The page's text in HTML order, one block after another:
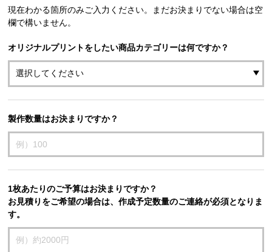
現在わかる箇所のみご入力ください。まだお決まりでない場合は空
欄で構いません。
オリジナルプリントをしたい商品カテゴリーは何ですか？
製作数量はお決まりですか？
1枚あたりのご予算はお決まりですか？
お見積りをご希望の場合は、作成予定数量のご連絡が必須となりま
す。